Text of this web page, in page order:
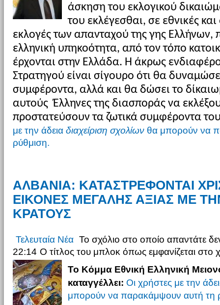
άσκηση του εκλογικού
του εκλέγεσθαι, σε εθνικές και
εκλογές των απανταχού της γης Ελλήνων,
ελληνική υπηκοότητα, από τον τόπο
έρχονται στην Ελλάδα. Η άκρως
Στρατηγού είναι σίγουρο ότι θα
συμφέροντα, αλλά και θα δώσει το
αυτούς Έλληνες της διασποράς να
προστατεύσουν τα ζωτικά συμφέροντα
με την άδεια διαχείριση σχολίωνθα μπορούν να
ρύθμιση.
ΑΛΒΑΝΙΑ: ΚΑΤΑΣΤΡΕΦΟΝΤΑΙ
ΕΙΚΟΝΕΣ ΜΕΓΑΛΗΣ ΑΞΙΑΣ ΜΕ
ΚΡΑΤΟΥΣ
Τελευταία Νέα Το σχόλιο στο οποίο απαντάτε
22:14 Ο τίτλος του μπλοκ όπως εμφανίζεται στο
Το Κόμμα Εθνική Ελληνική
καταγγέλλει: Οι χρήστες με την
μπορούν να παρακάμψουν αυτή τη